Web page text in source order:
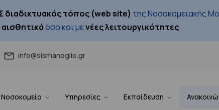
διαδικτυακός τόπος (web site) της Νοσοκομειακής
αισθητικάόσο και μενέες λειτουργικότητες.
info@sismanoglio.gr
Υπηρεσίες Εκπαίδευση